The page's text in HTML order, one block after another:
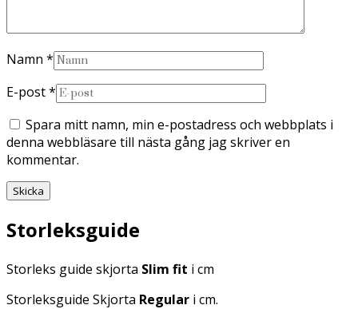
Namn *
E-post*
Spara mitt namn, min e-postadress och webbplats i
denna webbläsare till nästa gång jag skriver en
kommentar.
Storleksguide
Storleks guide skjorta Slim fit i cm
Storleksguide Skjorta Regular i cm.